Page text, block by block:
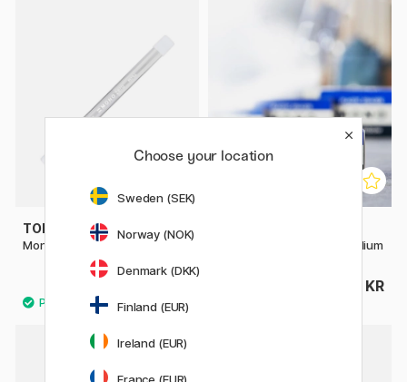
TOMBOW
Mono Zero refill Rund 2-pakke Mono Plastic Viskelær Medium
24 KR
Choose your location
Sweden (SEK)
Norway (NOK)
Denmark (DKK)
Finland (EUR)
Ireland (EUR)
France (EUR)